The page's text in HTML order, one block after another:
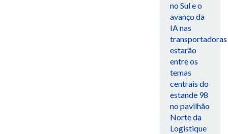
no Sul e o
avanço da
IA nas
transportadoras
estarão
entre os
temas
centrais do
estande 98
no pavilhão
Norte da
Logistique